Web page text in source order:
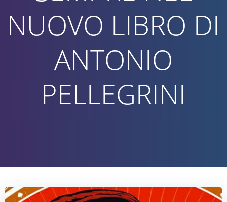
NUOVO LIBRO DI
ANTONIO
PELLEGRINI